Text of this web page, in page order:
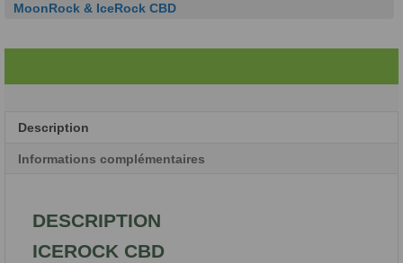
MoonRock & IceRock CBD
Description
Informations complémentaires
DESCRIPTION
ICEROCK CBD